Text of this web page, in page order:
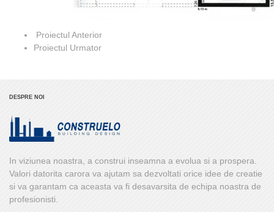
Proiectul Anterior
Proiectul Urmator
DESPRE NOI
In viziunea noastra, a construi inseamna a evolua si a prospera.
Valori datorita carora va ajutam sa dezvoltati orice idee de creatie
si va garantam ca aceasta va fi desavarsita de echipa noastra de
profesionisti.